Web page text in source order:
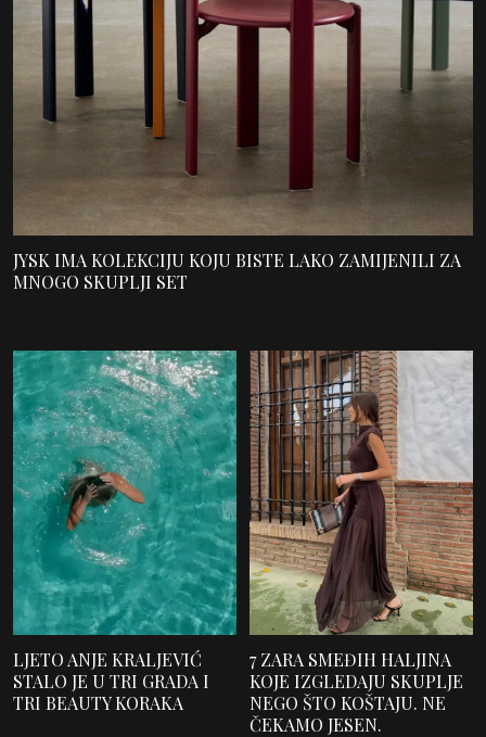
JYSK IMA KOLEKCIJU KOJU BISTE LAKO ZAMIJENILI ZA
MNOGO SKUPLJI SET
LJETO ANJE KRALJEVIĆ
STALO JE U TRI GRADA I
TRI BEAUTY KORAKA
7 ZARA SMEĐIH HALJINA
KOJE IZGLEDAJU SKUPLJE
NEGO ŠTO KOŠTAJU. NE
ČEKAMO JESEN.